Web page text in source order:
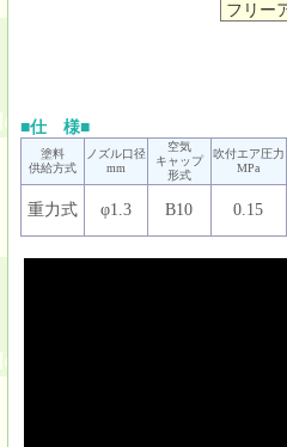
■仕 様■
塗料
供給方式
ノズル口径
mm
空気
キャップ
形式
吹付エア圧力
MPa
重力式 φ1.3 B10 0.15